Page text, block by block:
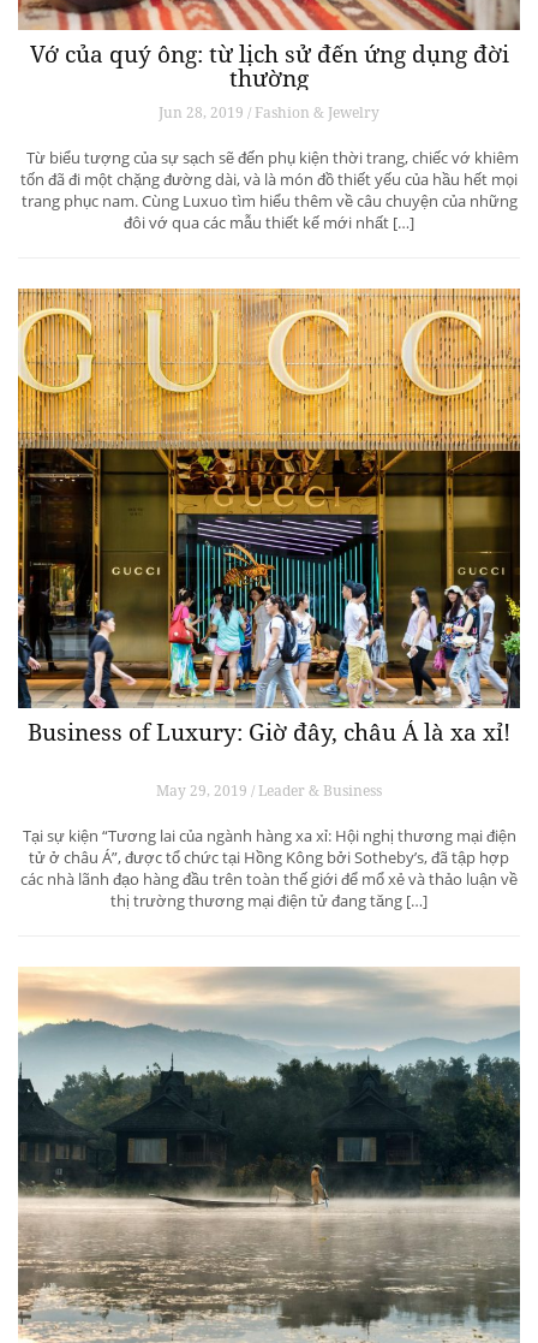
Vớ của quý ông: từ lịch sử đến ứng dụng đời
thường
Jun 28, 2019 / Fashion & Jewelry
Từ biểu tượng của sự sạch sẽ đến phụ kiện thời trang, chiếc vớ khiêm
tốn đã đi một chặng đường dài, và là món đồ thiết yếu của hầu hết mọi
trang phục nam. Cùng Luxuo tìm hiểu thêm về câu chuyện của những
đôi vớ qua các mẫu thiết kế mới nhất […]
Business of Luxury: Giờ đây, châu Á là xa xỉ!
May 29, 2019 / Leader & Business
Tại sự kiện “Tương lai của ngành hàng xa xỉ: Hội nghị thương mại điện
tử ở châu Á”, được tổ chức tại Hồng Kông bởi Sotheby’s, đã tập hợp
các nhà lãnh đạo hàng đầu trên toàn thế giới để mổ xẻ và thảo luận về
thị trường thương mại điện tử đang tăng […]